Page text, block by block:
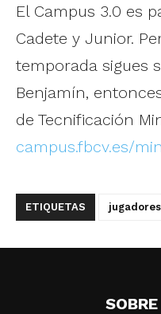
El Campus 3.0 es
Cadete y Junior.
temporada sigues
Benjamín,
de Tecnificación
campus.fbcv.es/
ETIQUETAS jugadores